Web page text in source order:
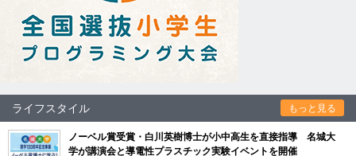
ライフスタイル もっと見る
ノーベル賞受賞・白川英樹博士が小中高生を直接指導 名城大
学が講演会と導電性プラスチック実験イベントを開催